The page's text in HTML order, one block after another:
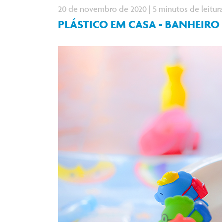
20 de novembro de 2020 | 5 minutos de
PLÁSTICO EM CASA - BANHEIRO